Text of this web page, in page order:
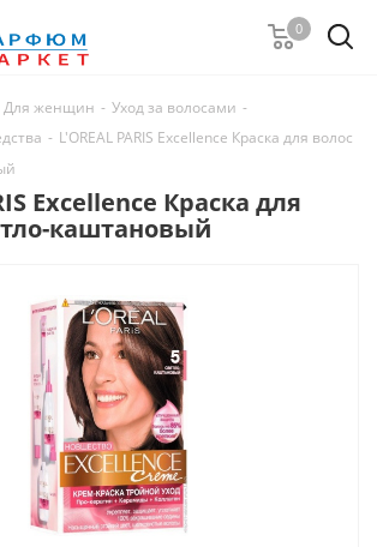
0
Для женщин - Уход за волосами -
- L'OREAL PARIS Excellence Краска для волос
Excellence Краска для
каштановый